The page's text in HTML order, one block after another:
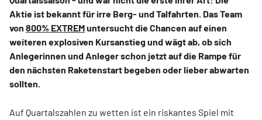
Aktie ist bekannt für irre Berg- und Talfahrten. Das Team
von 800% EXTREMuntersucht die Chancen auf einen
weiteren explosiven Kursanstieg und wägt ab, ob sich
Anlegerinnen und Anleger schon jetzt auf die Rampe für
den nächsten Raketenstart begeben oder lieber abwarten
sollten.
Auf Quartalszahlen zu wetten ist ein riskantes Spiel mit